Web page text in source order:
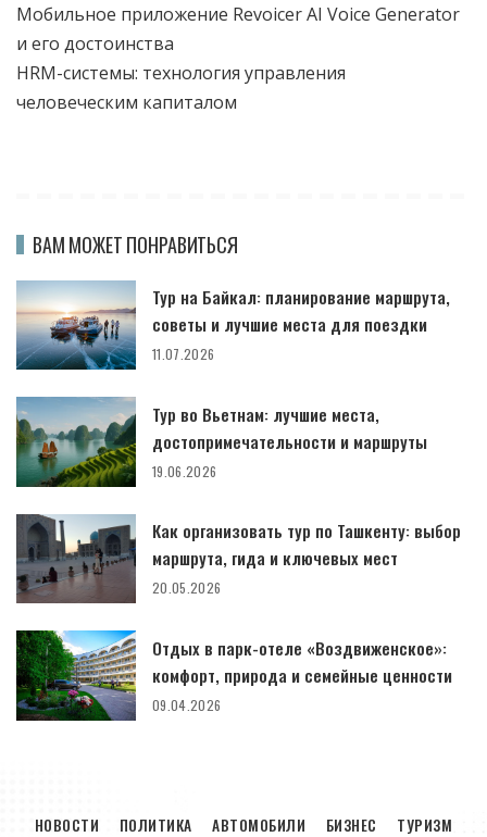
Мобильное приложение Revoicer AI Voice Generator
и его достоинства
HRM-системы: технология управления
человеческим капиталом
ВАМ МОЖЕТ ПОНРАВИТЬСЯ
Тур на Байкал: планирование маршрута,
советы и лучшие места для поездки
11.07.2026
Тур во Вьетнам: лучшие места,
достопримечательности и маршруты
19.06.2026
Как организовать тур по Ташкенту: выбор
маршрута, гида и ключевых мест
20.05.2026
Отдых в парк-отеле «Воздвиженское»:
комфорт, природа и семейные ценности
09.04.2026
НОВОСТИ ПОЛИТИКА АВТОМОБИЛИ БИЗНЕС ТУРИЗМ